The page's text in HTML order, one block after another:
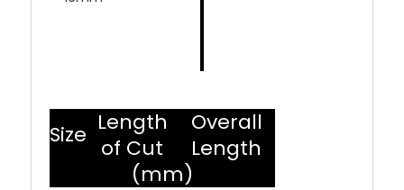
Size Length
of Cut
Overall
Length
(mm)